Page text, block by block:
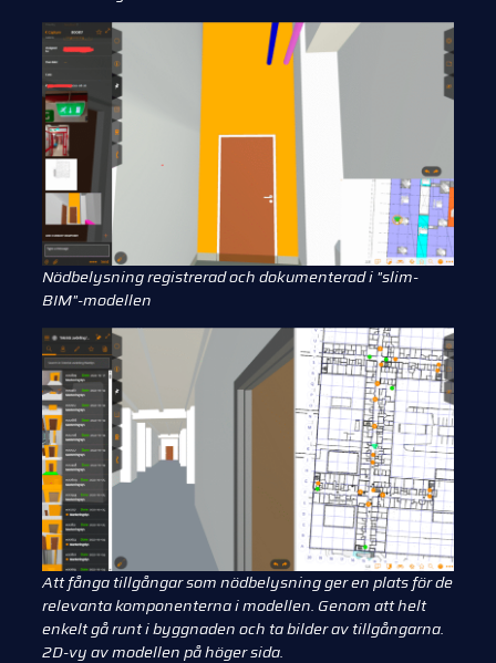
Nödbelysning registrerad och dokumenterad i "slim-
BIM"-modellen
Att fånga tillgångar som nödbelysning ger en plats för de
relevanta komponenterna i modellen. Genom att helt
enkelt gå runt i byggnaden och ta bilder av tillgångarna.
2D-vy av modellen på höger sida.